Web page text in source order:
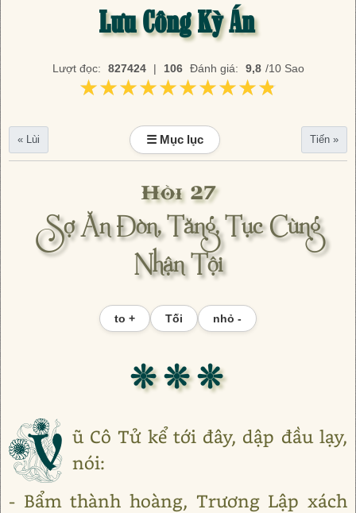
Lưu Công Kỳ Án
Lượt đọc: 827424 | 106 Đánh giá: 9,8 /10 Sao
★★★★★★★★★★
★★★★★★★★★★
« Lùi ☰ Mục lục Tiến »
Hồi 27
Sợ Ăn Đòn, Tăng, Tục Cùng
Nhận Tội
to + Tối nhỏ -
❊ ❊ ❊
V ũ Cô Tử kể tới đây, dập đầu lạy,
nói:
- Bẩm thành hoàng, Trương Lập xách